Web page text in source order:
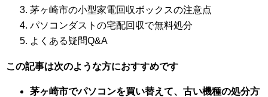
茅ヶ崎市の小型家電回収ボックスの注意点
パソコンダストの宅配回収で無料処分
よくある疑問Q&A
この記事は次のような方におすすめです
茅ヶ崎市でパソコンを買い替えて、古い機種の処分方